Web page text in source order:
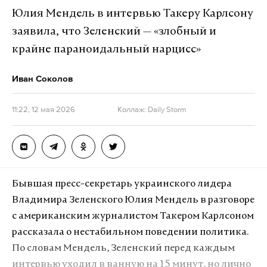
Ермак покинул пост главы Офиса президента
Украины 28 ноября прошлого года на фоне
Вакантное место занял глава Главного
уходя со своего поста, Ермак говорил о готовности
уйти воевать на фронт, но слова так пока и
остались словами.
По статье «легализация имущества, полученного
преступным путем, в особо крупном размере
Юлия Мендель в интервью Такеру Карлсону
заявила, что Зеленский — «злобный и
крайне параноидальный нарцисс»
Иван Соколов
11:22, 12 мая 2026 Коллаж: Daily Storm
Бывшая пресс-секретарь украинского лидера
Владимира Зеленского Юлия Мендель в разговоре
с американским журналистом Такером Карлсоном
рассказала о нестабильном поведении политика.
По словам Мендель, Зеленский перед каждым
интервью уходил в ванную на 15 минут, но лично